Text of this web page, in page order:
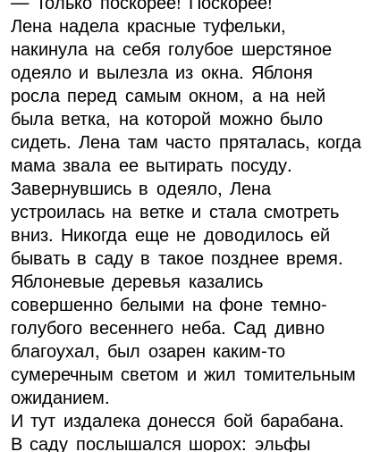
Лена надела красные туфельки,
накинула на себя голубое шерстяное
одеяло и вылезла из окна. Яблоня
росла перед самым окном, а на ней
была ветка, на которой можно было
сидеть. Лена там часто пряталась, когда
мама звала ее вытирать посуду.
Завернувшись в одеяло, Лена
устроилась на ветке и стала смотреть
вниз. Никогда еще не доводилось ей
бывать в саду в такое позднее время.
Яблоневые деревья казались
совершенно белыми на фоне темно-
голубого весеннего неба. Сад дивно
благоухал, был озарен каким-то
сумеречным светом и жил томительным
ожиданием.
И тут издалека донесся бой барабана.
В саду послышался шорох: эльфы